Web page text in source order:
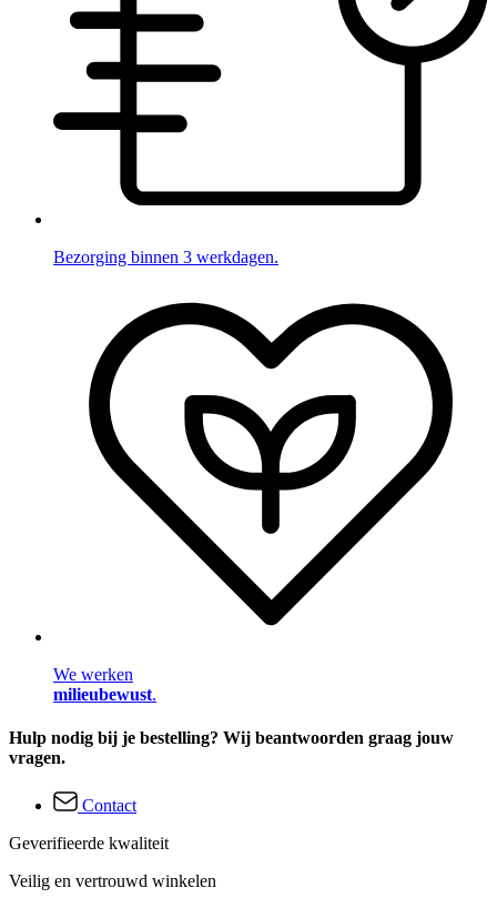
Bezorging binnen 3 werkdagen.
We werken
milieubewust.
Hulp nodig bij je bestelling? Wij beantwoorden graag jouw
vragen.
Contact
Geverifieerde kwaliteit
Veilig en vertrouwd winkelen